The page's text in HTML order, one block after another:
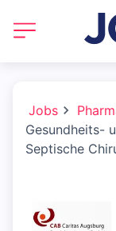
Jobs
Gesundheits-
Septische